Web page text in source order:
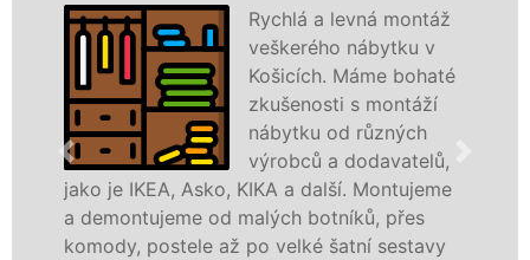
Rychlá a levná montáž
veškerého nábytku v
Košicích. Máme bohaté
zkušenosti s montáží
nábytku od různých
výrobců a dodavatelů,
je IKEA, Asko, KIKA a další. Montujeme
od malých botníků, přes
postele až po velké šatní sestavy